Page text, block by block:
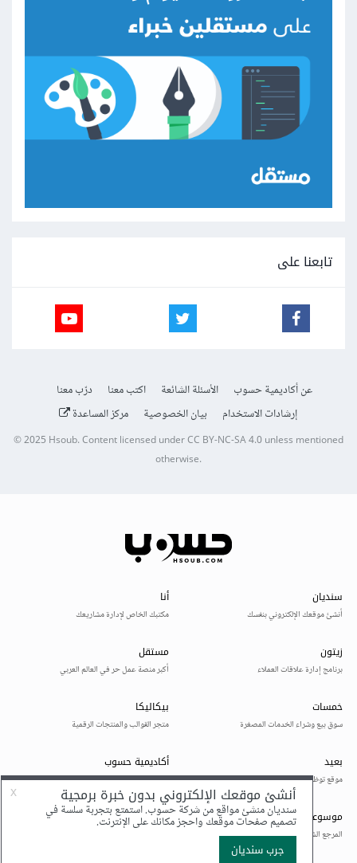
تابعنا على
عن أكاديمية حسوب الأسئلة الشائعة اكتب معنا
درّب معنا
إرشادات الاستخدام
بيان الخصوصية مركز المساعدة
© 2025Hsoub.Content licensed underCC BY-NC-SA 4.0unless mentioned
otherwise.